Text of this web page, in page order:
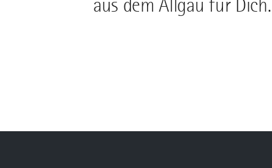
aus dem Allgäu für Dich.